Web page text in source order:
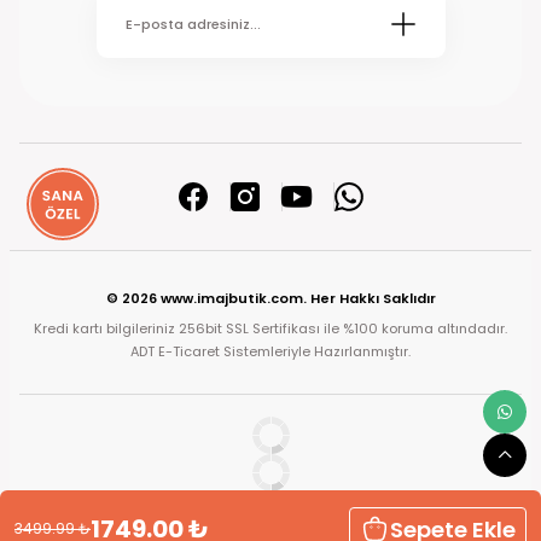
3499.99₺1749.00₺ Sepete Ekle
© 2026 www.imajbutik.com. Her Hakkı Saklıdır
Kredi kartı bilgileriniz 256bit SSL Sertifikası ile %100 koruma altındadır.
ADT E-Ticaret Sistemleriyle Hazırlanmıştır.